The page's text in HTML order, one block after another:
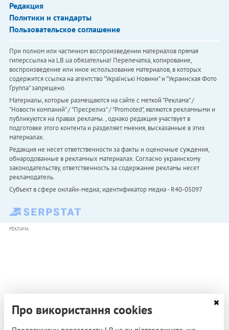
Редакция
Политики и стандарты
Пользовательское соглашение
При полном или частичном воспроизведении материалов прямая
гиперссылка на LB.ua обязательна! Перепечатка, копирование,
воспроизведение или иное использование материалов, в которых
содержится ссылка на агентство "Українськi Новини" и "Украинская Фото
Группа" запрещено.
Материалы, которые размещаются на сайте с меткой "Реклама" /
"Новости компаний" / "Пресрелиз" / "Promoted", являются рекламными и
публикуются на правах рекламы. , однако редакция участвует в
подготовке этого контента и разделяет мнения, высказанные в этих
материалах.
Редакция не несет ответственности за факты и оценочные суждения,
обнародованные в рекламных материалах. Согласно украинскому
законодательству, ответственность за содержание рекламы несет
рекламодатель.
Субъект в сфере онлайн-медиа; идентификатор медиа - R40-05097
РЕКЛАМА
Про використання cookies